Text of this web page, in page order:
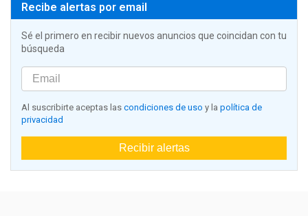
Recibe alertas por email
Sé el primero en recibir nuevos anuncios que coincidan con tu
búsqueda
Al suscribirte aceptas las condiciones de uso y la política de
privacidad
Recibir alertas